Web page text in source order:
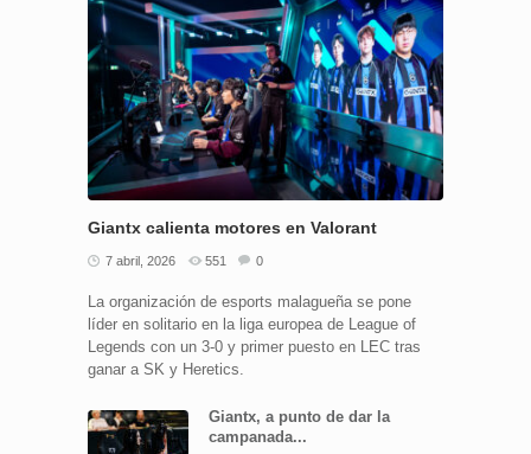
Giantx calienta motores en Valorant
7 abril, 2026 551 0
La organización de esports malagueña se pone
líder en solitario en la liga europea de League of
Legends con un 3-0 y primer puesto en LEC tras
ganar a SK y Heretics.
Giantx, a punto de dar la
campanada...